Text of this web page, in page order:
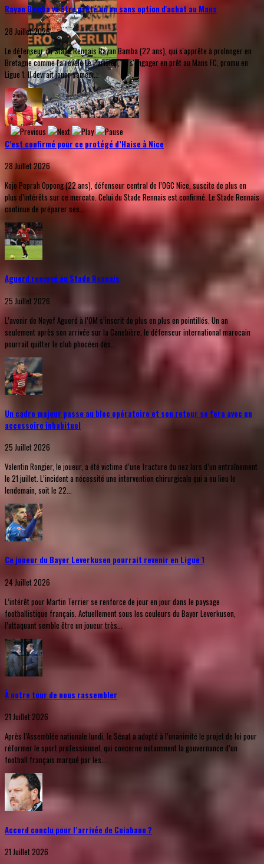
Rayan Bamba va être prêté un an sans option d'achat au Mans
28 Juillet 2026
Le défenseur du Stade Rennais Rayan Bamba (22 ans), qui s'apprête à prolonger en
Bretagne comme l'a révélé Le Parisien, va s'engager en prêt au Mans FC, promu en
Ligue 1. Il devrait jouer samedi...
C’est confirmé pour ce protégé d’Haise à Nice
28 Juillet 2026
Kojo Peprah Oppong (22 ans), défenseur central de l’OGC Nice, suscite de plus en
plus d’intérêts sur ce mercato. Celui du Stade Rennais est confirmé. Le Stade Rennais
continue de préparer ses...
Aguerd renvoyé au Stade Rennais
25 Juillet 2026
L’avenir de Nayef Aguerd à l’OM s’inscrit de plus en plus en pointillés. Un an
seulement après son arrivée sur la Canebière, le défenseur international marocain
pourrait quitter le club phocéen dès...
Un cadre majeur passe au bloc opératoire et son retour se fera avec un
accessoire inhabituel
25 Juillet 2026
Valentin Rongier, le joueur, a été victime d’une fracture du nez lors d’un entraînement
le 21 juillet. L’incident a nécessité une intervention chirurgicale qui a eu lieu le
lendemain, soit le 22...
Ce joueur du Bayer Leverkusen pourrait revenir en Ligue 1
24 Juillet 2026
L’intérêt pour Martin Terrier se renforce de jour en jour dans le paysage
footballistique français. Actuellement sous les couleurs du Bayer Leverkusen,
l’attaquant semble être un joueur très...
À notre tour de nous rassembler
21 Juillet 2026
Après l’Assemblée nationale lundi, le Sénat a adopté à l’unanimité le projet de loi pour
réformer le sport professionnel, qui concerne notamment la gouvernance d’un
football français marqué par les...
Accord conclu pour l’arrivée de Cuiabano ?
21 Juillet 2026